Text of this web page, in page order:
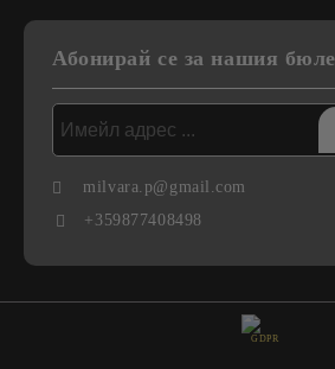
Абонирай се за нашия
milvara.p@gmail.com
+359877408498
GDPR